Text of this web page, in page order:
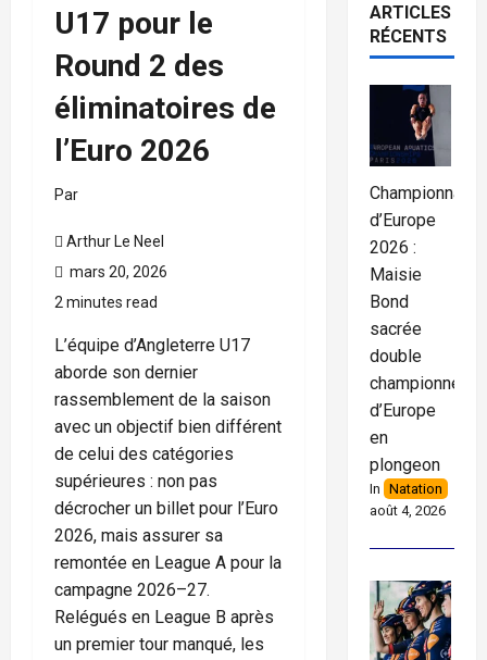
U17 pour le
Round 2 des
éliminatoires de
l’Euro 2026
Par
Arthur Le Neel
mars 20, 2026
2 minutes read
L’équipe d’Angleterre U17
aborde son dernier
rassemblement de la saison
avec un objectif bien différent
de celui des catégories
supérieures : non pas
décrocher un billet pour l’Euro
2026, mais assurer sa
remontée en League A pour la
campagne 2026–27.
Relégués en League B après
un premier tour manqué, les
ARTICLES
RÉCENTS
Championnats
d’Europe
2026 :
Maisie
Bond
sacrée
double
championne
d’Europe
en
plongeon
In Natation
août 4, 2026